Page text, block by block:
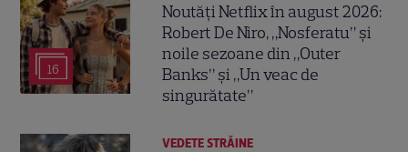
16
Noutăți Netflix în august 2026:
Robert De Niro, „Nosferatu” și
noile sezoane din „Outer
Banks” și „Un veac de
singurătate”
VEDETE STRĂINE